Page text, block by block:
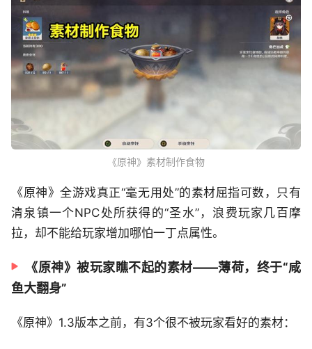
《原神》素材制作食物
《原神》全游戏真正“毫无用处”的素材屈指可数，只有
清泉镇一个NPC处所获得的“圣水”，浪费玩家几百摩
拉，却不能给玩家增加哪怕一丁点属性。
《原神》被玩家瞧不起的素材——薄荷，终于“咸
鱼大翻身”
《原神》1.3版本之前，有3个很不被玩家看好的素材：